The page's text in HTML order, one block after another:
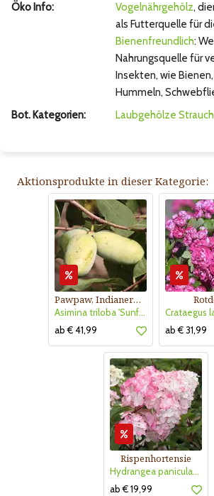
Öko Info:
Vogelnährgehölz,
als Futterquelle für
Bienenfreundlich:
Nahrungsquelle für
Insekten, wie
Hummeln,
Bot. Kategorien:
Laubgehölze Strauch
Aktionsprodukte in dieser Kategorie:
Pawpaw, Indianerbanane
Asimina triloba 'Sunflower'
ab € 41,99
ab € 31,99
Rispenhortensie
Hydrangea paniculata 'Vanille Fraise'
ab € 19,99